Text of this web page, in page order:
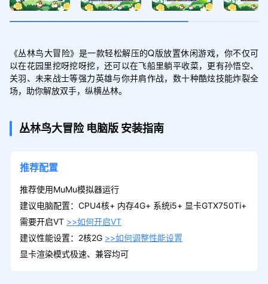
《丛林鸟大冒险》是一款轻松解压的Q版放置休闲游戏，你不仅可
以在花园里挖呀挖呀挖，还可以在飞船里躺平收菜，更有孙悟空、
关羽、未来战士等强力英雄与你并肩作战，数十种酷炫技能炸裂全
场，助你解放双手，纵横丛林。
丛林鸟大冒险 电脑版 安装指南
推荐配置
推荐使用MuMu模拟器运行
建议电脑配置：CPU4核+ 内存4G+ 系统i5+ 显卡GTX750Ti+
需要开启VT >>如何开启VT
建议性能设置：2核2G >>如何调整性能设置
显卡渲染模式极速、兼容均可